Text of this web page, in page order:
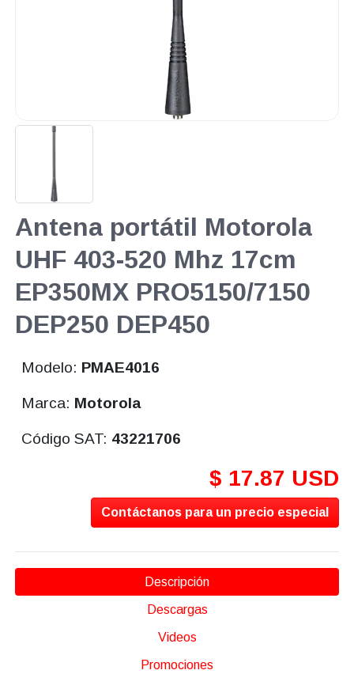
Antena portátil Motorola
UHF 403-520 Mhz 17cm
EP350MX PRO5150/7150
DEP250 DEP450
Modelo: PMAE4016
Marca: Motorola
Código SAT: 43221706
$ 17.87 USD
Contáctanos para un precio especial
Descripción
Descargas
Videos
Promociones